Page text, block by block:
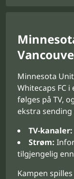
Minnesota
Whitecaps FC i
følges på TV,
ekstra
TV-kanaler:
Strøm:
tilgjengelig
Kampen